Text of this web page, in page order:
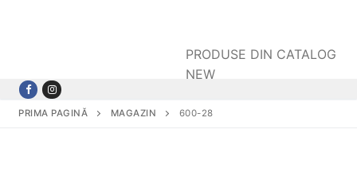
PRODUSE DIN CATALOG
NEW
PRIMA PAGINĂ MAGAZIN 600-28